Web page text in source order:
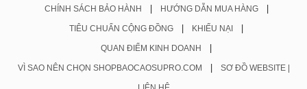
CHÍNH SÁCH BẢO HÀNH | HƯỚNG DẪN MUA HÀNG |
TIÊU CHUẨN CỘNG ĐỒNG | KHIẾU NẠI |
QUAN ĐIỂM KINH DOANH |
VÌ SAO NÊN CHỌN SHOPBAOCAOSUPRO.COM | SƠ ĐỒ WEBSITE |